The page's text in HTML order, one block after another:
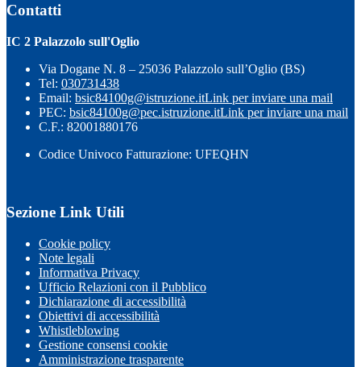
Contatti
IC 2 Palazzolo sull'Oglio
Via Dogane N. 8 – 25036 Palazzolo sull’Oglio (BS)
Tel: 030731438
Email: bsic84100g@istruzione.itLink per inviare una mail
PEC: bsic84100g@pec.istruzione.itLink per inviare una mail
C.F.: 82001880176
Codice Univoco Fatturazione: UFEQHN
Sezione Link Utili
Cookie policy
Note legali
Informativa Privacy
Ufficio Relazioni con il Pubblico
Dichiarazione di accessibilità
Obiettivi di accessibilità
Whistleblowing
Gestione consensi cookie
Amministrazione trasparente